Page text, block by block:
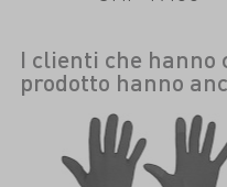
I clienti che hanno
prodotto hanno